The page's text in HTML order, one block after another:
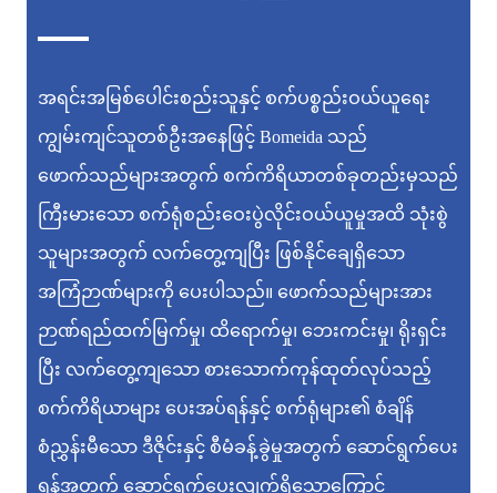
အရင်းအမြစ်ပေါင်းစည်းသူနှင့် စက်ပစ္စည်းဝယ်ယူရေး
ကျွမ်းကျင်သူတစ်ဦးအနေဖြင့် Bomeida သည်
ဖောက်သည်များအတွက် စက်ကိရိယာတစ်ခုတည်းမှသည်
ကြီးမားသော စက်ရုံစည်းဝေးပွဲလိုင်းဝယ်ယူမှုအထိ သုံးစွဲ
သူများအတွက် လက်တွေ့ကျပြီး ဖြစ်နိုင်ချေရှိသော
အကြံဉာဏ်များကို ပေးပါသည်။ ဖောက်သည်များအား
ဉာဏ်ရည်ထက်မြက်မှု၊ ထိရောက်မှု၊ ဘေးကင်းမှု၊ ရိုးရှင်း
ပြီး လက်တွေ့ကျသော စားသောက်ကုန်ထုတ်လုပ်သည့်
စက်ကိရိယာများ ပေးအပ်ရန်နှင့် စက်ရုံများ၏ စံချိန်
စံညွှန်းမီသော ဒီဇိုင်းနှင့် စီမံခန့်ခွဲမှုအတွက် ဆောင်ရွက်ပေး
ရန်အတွက် ဆောင်ရွက်ပေးလျက်ရှိသောကြောင့်